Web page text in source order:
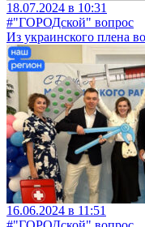
18.07.2024 в 10:31
#"ГОРОДской" вопрос
Из украинского плена
16.06.2024 в 11:51